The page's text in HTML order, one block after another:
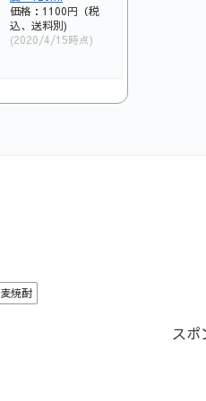
価格：1100円（税
込、送料別)
(2020/4/15時点)
麦焼酎
スポ